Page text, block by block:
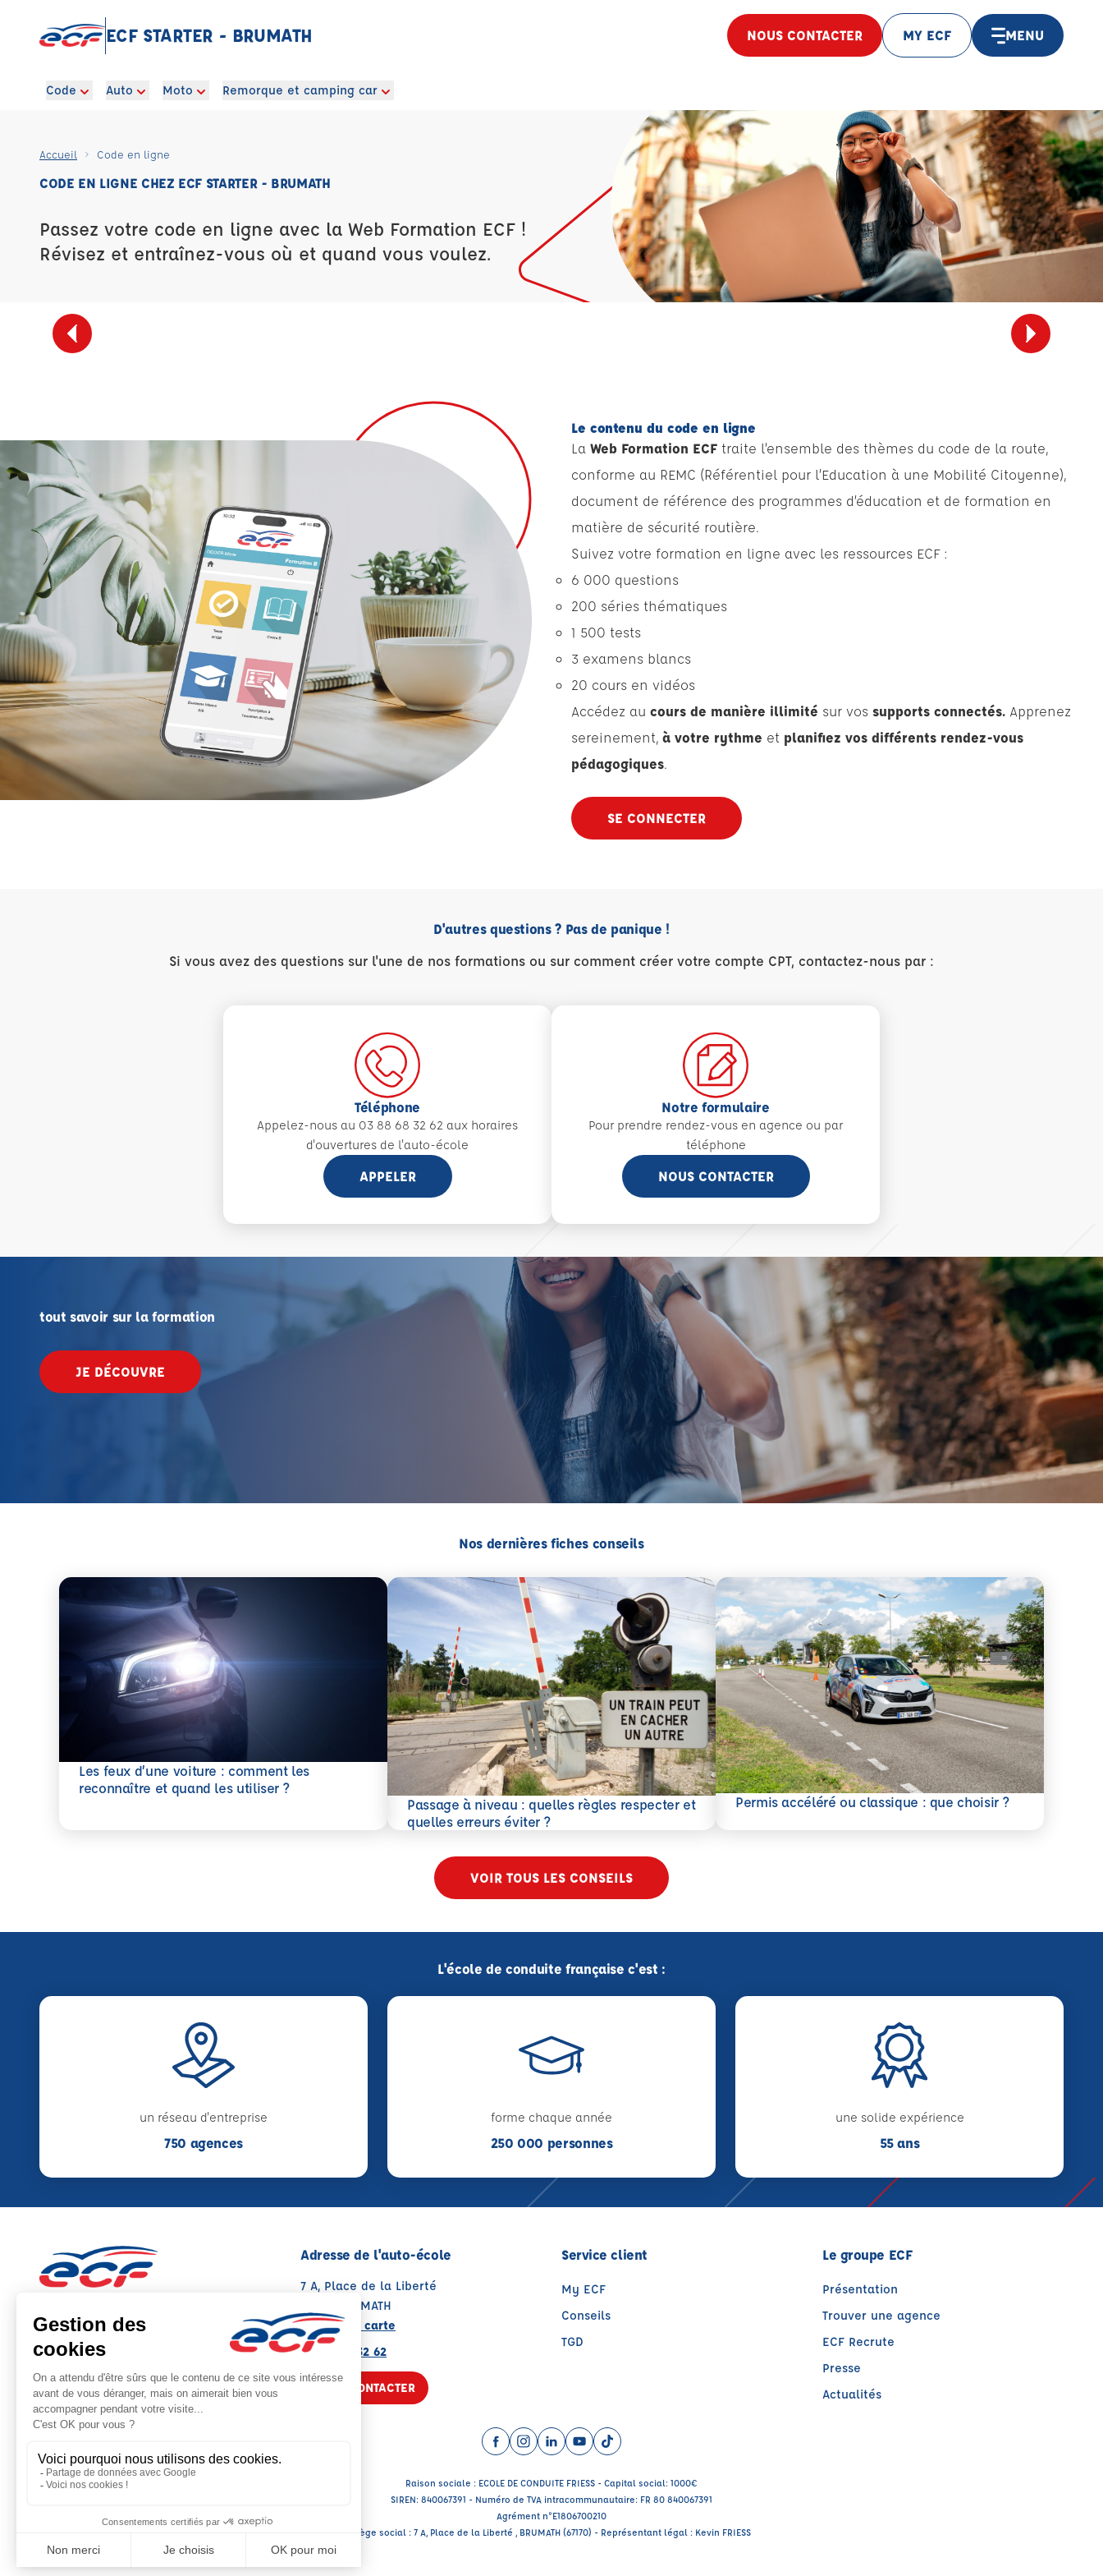
ECF STARTER - BRUMATH NOUS CONTACTER MY ECF MENU
Code Auto Moto Remorque et camping car
Accueil Code en ligne
CODE EN LIGNE CHEZ ECF STARTER - BRUMATH
Passez votre code en ligne avec la Web Formation ECF !
Révisez et entraînez-vous où et quand vous voulez.
Le contenu du code en ligne
La Web Formation ECF traite l’ensemble des thèmes du code de la route,
conforme au REMC (Référentiel pour l’Education à une Mobilité Citoyenne),
document de référence des programmes d’éducation et de formation en
matière de sécurité routière.
Suivez votre formation en ligne avec les ressources ECF :
6 000 questions
200 séries thématiques
1 500 tests
3 examens blancs
20 cours en vidéos
Accédez au cours de manière illimité sur vos supports connectés. Apprenez
sereinement, à votre rythme et planifiez vos différents rendez-vous
pédagogiques.
SE CONNECTER
D'autres questions ? Pas de panique !
Si vous avez des questions sur l'une de nos formations ou sur comment créer votre compte CPT, contactez-nous par :
Téléphone
Appelez-nous au 03 88 68 32 62 aux horaires
d'ouvertures de l'auto-école
APPELER
Notre formulaire
Pour prendre rendez-vous en agence ou par
téléphone
NOUS CONTACTER
tout savoir sur la formation
JE DÉCOUVRE
Nos dernières fiches conseils
Les feux d’une voiture : comment les
reconnaître et quand les utiliser ?
En savoir plus
Passage à niveau : quelles règles respecter et
quelles erreurs éviter ?
En savoir plus
Permis accéléré ou classique : que choisir ?
En savoir plus
VOIR TOUS LES CONSEILS
L'école de conduite française c'est :
un réseau d'entreprise
750 agences
forme chaque année
250 000 personnes
une solide expérience
55 ans
Adresse de l'auto-école
7 A, Place de la Liberté
67170 BRUMATH
Voir sur la carte
03 88 68 32 62
NOUS CONTACTER
Service client
My ECF
Conseils
TGD
Le groupe ECF
Présentation
Trouver une agence
ECF Recrute
Presse
Actualités
Facebook (nouvelle fenêtre)
Instagram (nouvelle fenêtre)
LinkedIn (nouvelle fenêtre)
YouTube (nouvelle fenêtre)
TikTok (nouvelle fenêtre)
Raison sociale : ECOLE DE CONDUITE FRIESS - Capital social: 1000€
SIREN: 840067391 - Numéro de TVA intracommunautaire: FR 80 840067391
Agrément n°E1806700210
Siège social : 7 A, Place de la Liberté , BRUMATH (67170) - Représentant légal : Kevin FRIESS